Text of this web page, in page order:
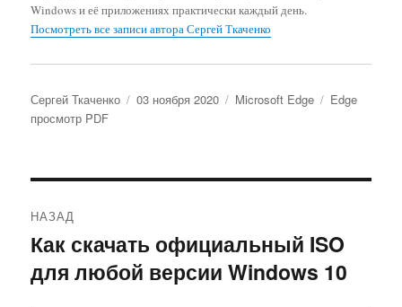
Windows и её приложениях практически каждый день.
Посмотреть все записи автора Сергей Ткаченко
Автор
Сергей Ткаченко Опубликовано
03 ноября 2020 Рубрики
Microsoft Edge Метки
Edge
просмотр PDF
по
записям
НАЗАД
Предыдущая
запись:
Как скачать официальный ISO
для любой версии Windows 10